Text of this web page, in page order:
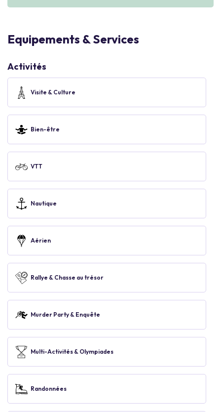
Equipements & Services
Activités
Visite & Culture
Bien-être
VTT
Nautique
Aérien
Rallye & Chasse au trésor
Murder Party & Enquête
Multi-Activités & Olympiades
Randonnées